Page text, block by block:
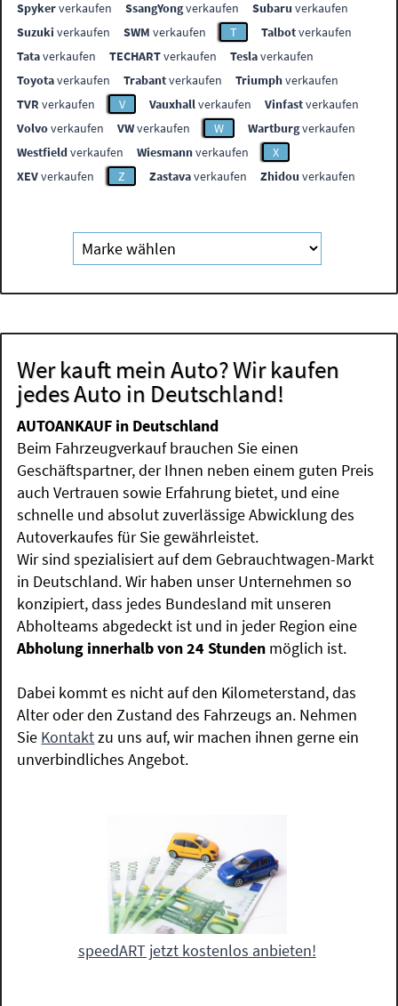
Spykerverkaufen SsangYongverkaufen Subaru verkaufen
Suzuki verkaufen SWM verkaufen T Talbotverkaufen
Tataverkaufen TECHARTverkaufen Teslaverkaufen
Toyotaverkaufen Trabantverkaufen Triumphverkaufen
TVR verkaufen V Vauxhallverkaufen Vinfastverkaufen
Volvoverkaufen VWverkaufen W Wartburgverkaufen
Westfieldverkaufen Wiesmannverkaufen
X
XEVverkaufen Z Zastavaverkaufen Zhidou verkaufen
Wer kauft mein Auto? Wir kaufen
jedes Auto in Deutschland!
AUTOANKAUF in Deutschland
Beim Fahrzeugverkauf brauchen Sie einen
Geschäftspartner, der Ihnen neben einem guten Preis
auch Vertrauen sowie Erfahrung bietet, und eine
schnelle und absolut zuverlässige Abwicklung des
Autoverkaufes für Sie gewährleistet.
Wir sind spezialisiert auf dem Gebrauchtwagen-Markt
in Deutschland. Wir haben unser Unternehmen so
konzipiert, dass jedes Bundesland mit unseren
Abholteams abgedeckt ist und in jeder Region eine
Abholung innerhalb von 24 Stunden möglich ist.
Dabei kommt es nicht auf den Kilometerstand, das
Alter oder den Zustand des Fahrzeugs an. Nehmen
Sie Kontaktzu uns auf, wir machen ihnen gerne ein
unverbindliches Angebot.
speedART jetzt kostenlos anbieten!